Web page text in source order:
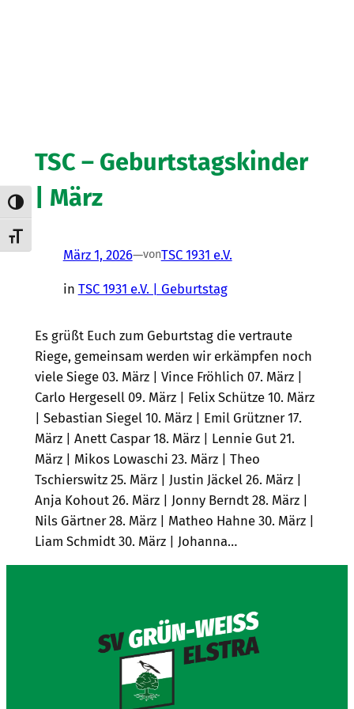
Umschalten auf hohe Kontraste
Schrift vergrößern
TSC – Geburtstagskinder
| März
März 1, 2026—vonTSC 1931 e.V.
in TSC 1931 e.V. | Geburtstag
Es grüßt Euch zum Geburtstag die vertraute
Riege, gemeinsam werden wir erkämpfen noch
viele Siege 03. März | Vince Fröhlich 07. März |
Carlo Hergesell 09. März | Felix Schütze 10. März
| Sebastian Siegel 10. März | Emil Grützner 17.
März | Anett Caspar 18. März | Lennie Gut 21.
März | Mikos Lowaschi 23. März | Theo
Tschierswitz 25. März | Justin Jäckel 26. März |
Anja Kohout 26. März | Jonny Berndt 28. März |
Nils Gärtner 28. März | Matheo Hahne 30. März |
Liam Schmidt 30. März | Johanna…